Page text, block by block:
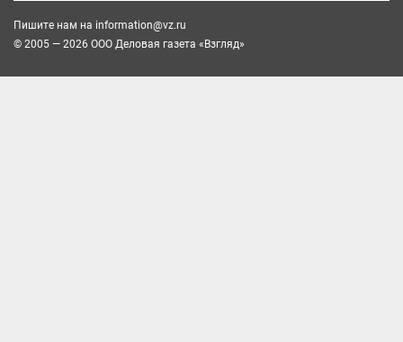
Пишите нам на information@vz.ru
© 2005 — 2026 ООО Деловая газета «Взгляд»